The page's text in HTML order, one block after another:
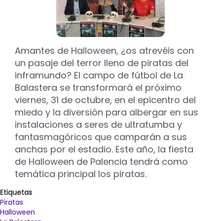
Amantes de Halloween, ¿os atrevéis con
un pasaje del terror lleno de piratas del
inframundo? El campo de fútbol de La
Balastera se transformará el próximo
viernes, 31 de octubre, en el epicentro del
miedo y la diversión para albergar en sus
instalaciones a seres de ultratumba y
fantasmagóricos que camparán a sus
anchas por el estadio. Este año, la fiesta
de Halloween de Palencia tendrá como
temática principal los piratas.
Etiquetas
Piratas
Halloween